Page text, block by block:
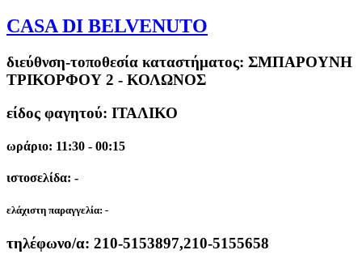
CASA DI BELVENUTO
διεύθνση-τοποθεσία καταστήματος: ΣΜΠΑΡΟΥΝΗ
ΤΡΙΚΟΡΦΟΥ 2 - ΚΟΛΩΝΟΣ
είδος φαγητού: ΙΤΑΛΙΚΟ
ωράριο: 11:30 - 00:15
ιστοσελίδα: -
ελάχιστη παραγγελία: -
τηλέφωνο/α: 210-5153897,210-5155658